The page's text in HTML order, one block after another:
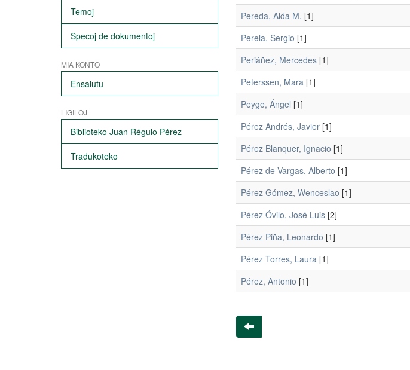
Temoj
Specoj de dokumentoj
MIA KONTO
Ensalutu
LIGILOJ
Biblioteko Juan Régulo Pérez
Tradukoteko
Pereda, Aida M. [1]
Perela, Sergio [1]
Periáñez, Mercedes[1]
Peterssen, Mara[1]
Peyge, Ángel [1]
Pérez Andrés, Javier[1]
Pérez Blanquer, Ignacio [1]
Pérez de Vargas, Alberto [1]
Pérez Gómez, Wenceslao [1]
Pérez Óvilo, José Luis[2]
Pérez Piña, Leonardo [1]
Pérez Torres, Laura[1]
Pérez, Antonio [1]